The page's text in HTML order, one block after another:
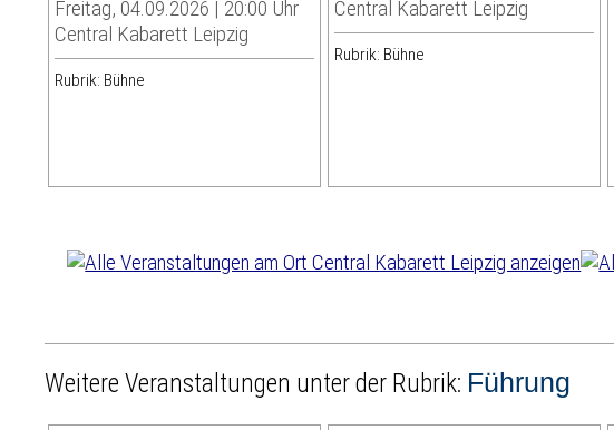
Freitag, 04.09.2026 | 20:00 Uhr
Central Kabarett Leipzig
Rubrik: Bühne
Central Kabarett Leipzig
Rubrik: Bühne
Weitere Veranstaltungen unter der Rubrik: Führung